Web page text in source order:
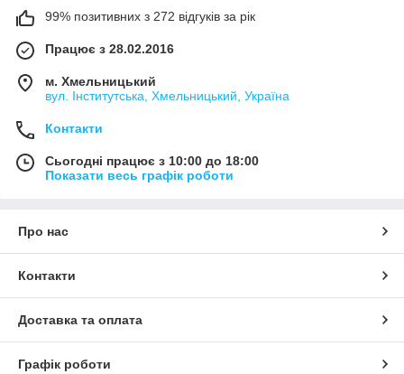
99% позитивних з 272 відгуків за рік
Працює з 28.02.2016
м. Хмельницький
вул. Інститутська, Хмельницький, Україна
Контакти
Сьогодні працює з 10:00 до 18:00
Показати весь графік роботи
Про нас
Контакти
Доставка та оплата
Графік роботи